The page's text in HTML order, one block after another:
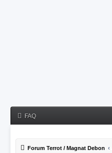
FAQ
Forum Terrot / Magnat Debon